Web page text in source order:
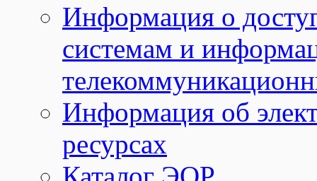
Информация о
системам и
Информация об
ресурсах